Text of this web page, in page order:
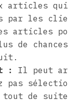
articles
par les
articles
de
:
Il peut
pas
de